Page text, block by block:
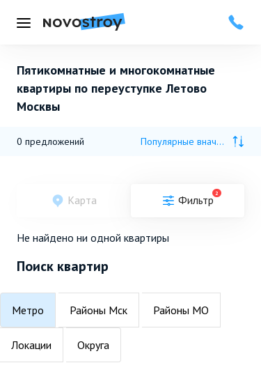
Меню
Пятикомнатные и многокомнатные
квартиры по переуступке Летово
Москвы
0 предложений Популярные вначале
Карта Фильтр 2
Не найдено ни одной квартиры
Поиск квартир
Метро Районы Мск Районы МО
Локации Округа